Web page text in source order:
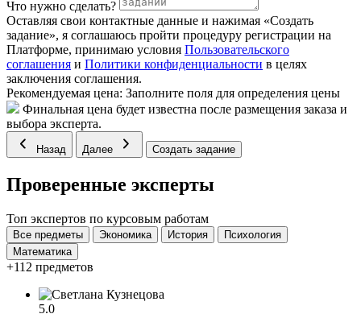
Что нужно сделать?
Оставляя свои контактные данные и нажимая «Создать
задание», я соглашаюсь пройти процедуру регистрации на
Платформе, принимаю условия Пользовательского
соглашения и Политики конфиденциальности в целях
заключения соглашения.
Рекомендуемая цена: Заполните поля для определения цены
Финальная цена будет известна после размещения заказа и
выбора эксперта.
Назад Далее Создать задание
Проверенные эксперты
Топ экспертов по курсовым работам
Все предметы Экономика История
Психология
Математика
+112 предметов
5.0